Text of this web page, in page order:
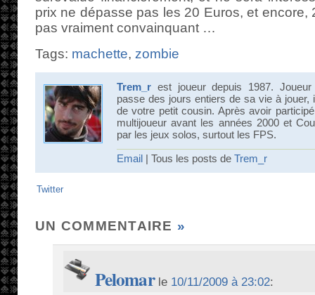
prix ne dépasse pas les 20 Euros, et encore,
pas vraiment convainquant …
Tags: machette, zombie
Trem_r est joueur depuis 1987.
passe des jours entiers de sa vie à jouer,
de votre petit cousin. Après avoir
multijoueur avant les années 2000 et
par les jeux solos, surtout les FPS.
Email | Tous les posts de Trem_r
Twitter
UN COMMENTAIRE »
Pelomarle 10/11/2009 à 23:02: